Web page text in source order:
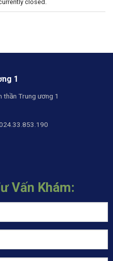
closed.
1
thần Trung ương 1
Vấn Khám: